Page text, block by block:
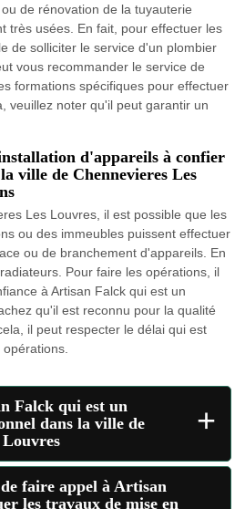
de rénovation de la tuyauterie
très usées. En fait, pour effectuer les
de solliciter le service d'un plombier
vous recommander le service de
formations spécifiques pour effectuer
veuillez noter qu'il peut garantir un
d'appareils à confier
ville de Chennevieres Les
Les Louvres, il est possible que les
ou des immeubles puissent effectuer
ou de branchement d'appareils. En
Pour faire les opérations, il
à Artisan Falck qui est un
qu'il est reconnu pour la qualité
il peut respecter le délai qui est
Falck qui est un
dans la ville de
Louvres
+
faire appel à Artisan
les travaux de mise en